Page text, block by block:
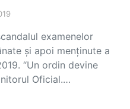
examenelor
și apoi menținute a
“Un ordin devine
Oficial.…